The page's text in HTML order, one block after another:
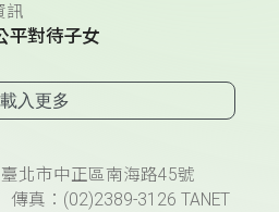
訊
平對待子女
載入更多
北市中正區南海路45號
真：(02)2389-3126 TANET